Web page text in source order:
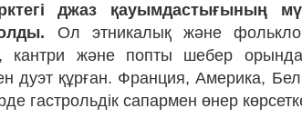
джаз қауымдастығының
Ол этникалық және
кантри және попты шебер
дуэт құрған. Франция, Америка,
гастрольдік сапармен өнер